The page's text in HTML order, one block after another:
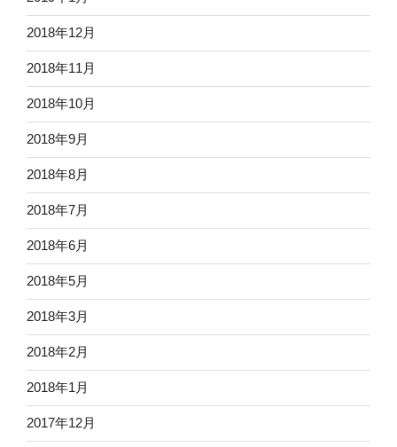
2018年12月
2018年11月
2018年10月
2018年9月
2018年8月
2018年7月
2018年6月
2018年5月
2018年3月
2018年2月
2018年1月
2017年12月